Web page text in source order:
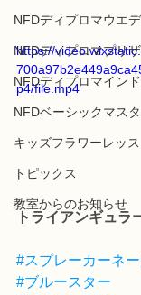
NFDディプロマウエ
NFDディプロマプリ
NFDディプロマイン
NFDベーシックマス
キッズフラワーレッス
トピックス
教室からのお知らせ
https://
p4/file.mp4
トライアンギュラ
#スプレーカーネ
#ブルースター